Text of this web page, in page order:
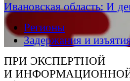
Ивановская область: И
Регионы
Задержания и
ПРИ ЭКСПЕРТНОЙ
И